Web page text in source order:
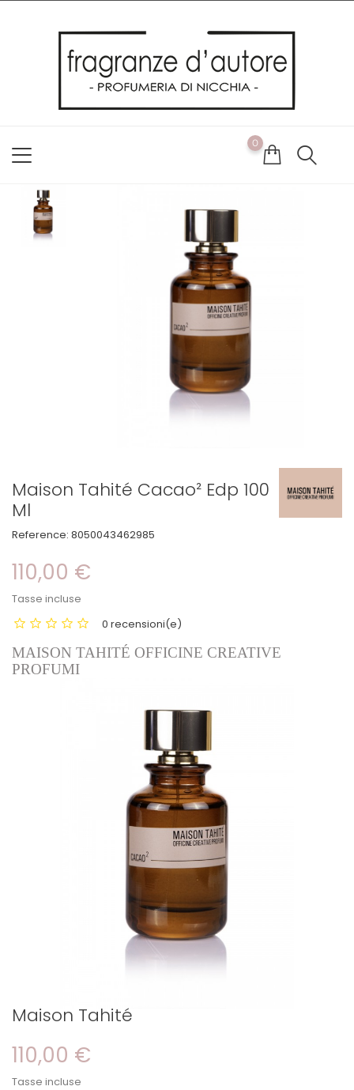
Utilizziamo i cookie per offrirti la migliore esperienza possibile
sul nostro sito web. Cliccando su OK, acconsenti alla nostra
politica sui cookie. Se desideri modificare le tue preferenze sui
cookie, puoi farlo
0
Maison Tahité Cacao² Edp 100
Ml
Reference: 8050043462985
110,00 €
Tasse incluse
0 recensioni(e)
MAISON TAHITÉ OFFICINE CREATIVE
PROFUMI
Maison Tahité
110,00 €
Tasse incluse